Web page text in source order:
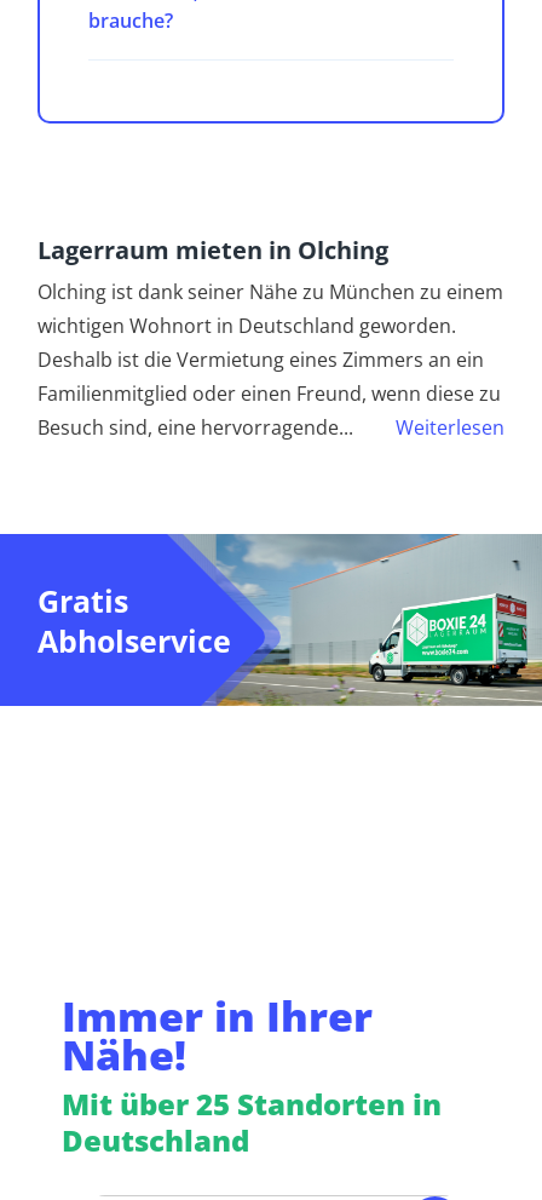
brauche?
Lagerraum mieten in Olching
Olching ist dank seiner Nähe zu München zu einem
wichtigen Wohnort in Deutschland geworden.
Deshalb ist die Vermietung eines Zimmers an ein
Familienmitglied oder einen Freund, wenn diese zu
Besuch sind, eine hervorragende... Weiterlesen
Gratis
Abholservice
Immer in Ihrer
Nähe!
Mit über 25 Standorten in
Deutschland